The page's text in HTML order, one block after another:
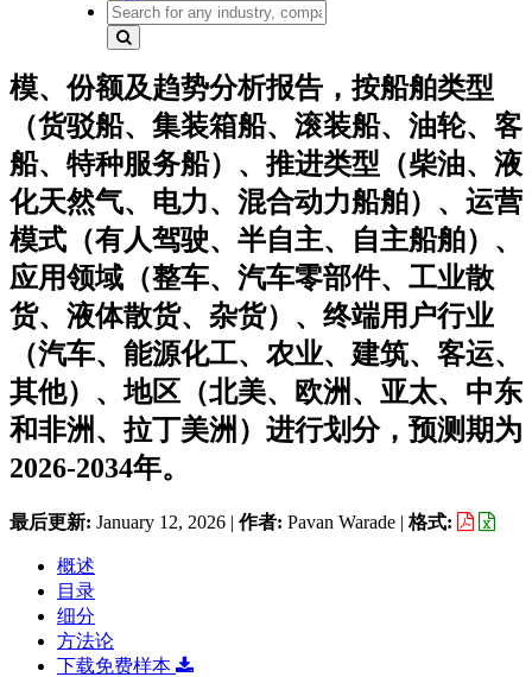
模、份额及趋势分析报告，按船舶类型
（货驳船、集装箱船、滚装船、油轮、客
船、特种服务船）、推进类型（柴油、液
化天然气、电力、混合动力船舶）、运营
模式（有人驾驶、半自主、自主船舶）、
应用领域（整车、汽车零部件、工业散
货、液体散货、杂货）、终端用户行业
（汽车、能源化工、农业、建筑、客运、
其他）、地区（北美、欧洲、亚太、中东
和非洲、拉丁美洲）进行划分，预测期为
2026-2034年。
最后更新: January 12, 2026 | 作者: Pavan Warade | 格式:
概述
目录
细分
方法论
下载免费样本